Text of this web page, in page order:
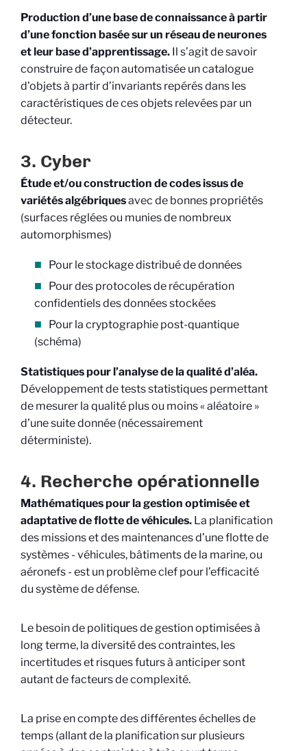
Production d’une base de connaissance à partir
d’une fonction basée sur un réseau de neurones
et leur base d’apprentissage. Il s’agit de savoir
construire de façon automatisée un catalogue
d’objets à partir d’invariants repérés dans les
caractéristiques de ces objets relevées par un
détecteur.
3. Cyber
Étude et/ou construction de codes issus de
variétés algébriquesavec de bonnes propriétés
(surfaces réglées ou munies de nombreux
automorphismes)
Pour le stockage distribué de données
Pour des protocoles de récupération
confidentiels des données stockées
Pour la cryptographie post-quantique
(schéma)
Statistiques pour l’analyse de la qualité d’aléa.
Développement de tests statistiques permettant
de mesurer la qualité plus ou moins « aléatoire »
d’une suite donnée (nécessairement
déterministe).
4. Recherche opérationnelle
Mathématiques pour la gestion optimisée et
adaptative de flotte de véhicules. La planification
des missions et des maintenances d’une flotte de
systèmes - véhicules, bâtiments de la marine, ou
aéronefs - est un problème clef pour l’efficacité
du système de défense.
Le besoin de politiques de gestion optimisées à
long terme, la diversité des contraintes, les
incertitudes et risques futurs à anticiper sont
autant de facteurs de complexité.
La prise en compte des différentes échelles de
temps (allant de la planification sur plusieurs